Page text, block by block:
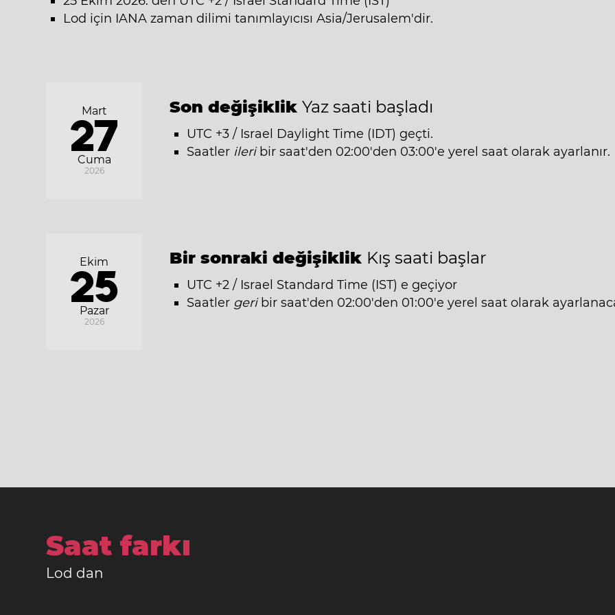
Lod için IANA zaman dilimi tanımlayıcısı Asia/Jerusalem'dir.
Cuma
Mart
27
2026
Son değişiklikYaz saati başladı
UTC +3 / Israel Daylight Time (IDT) geçti.
Saatler ileribir saat'den 02:00'den 03:00'e yerel saat olarak ayarlanır.
Pazar
Ekim
25
2026
Bir sonraki değişiklik Kış saati başlar
UTC +2 / Israel Standard Time (IST) e geçiyor
Saatler geribir saat'den 02:00'den 01:00'e yerel saat olarak
Saat farkı
Lod dan